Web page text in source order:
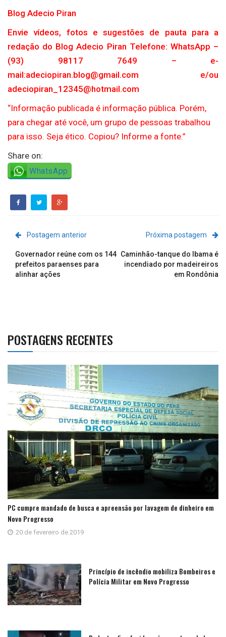
Blog Adecio Piran
Envie vídeos, fotos e sugestões de pauta para a
redação do Blog Adecio Piran Telefone: WhatsApp –
(93) 98117 7649 – e-
mail:adeciopiran.blog@gmail.com e/ou
adeciopiran_12345@hotmail.com
“Informação publicada é informação pública. Porém,
para chegar até você, um grupo de pessoas trabalhou
para isso. Seja ético. Copiou? Informe a fonte.”
Share on:
WhatsApp
Postagem anterior
Governador reúne com os 144
prefeitos paraenses para
alinhar ações
Próxima postagem
Caminhão-tanque do Ibama é
incendiado por madeireiros
em Rondônia
POSTAGENS RECENTES
PC cumpre mandado de busca e apreensão por lavagem de dinheiro em
Novo Progresso
20 de fevereiro de 2019
Princípio de incêndio mobiliza Bombeiros e
Polícia Militar em Novo Progresso